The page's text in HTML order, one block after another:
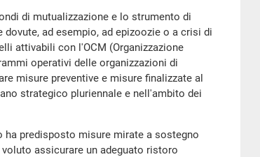
di mutualizzazione e lo strumento di
ad esempio, ad epizoozie o a crisi di
attivabili con l'OCM (Organizzazione
operativi delle organizzazioni di
misure preventive e misure finalizzate al
strategico pluriennale e nell'ambito dei
ha predisposto misure mirate a sostegno
assicurare un adeguato ristoro